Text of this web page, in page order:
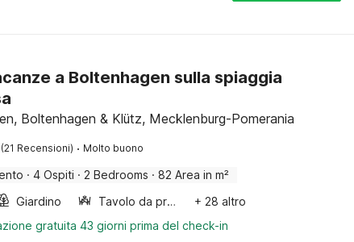
a Boltenhagen sulla spiaggia
Boltenhagen & Klütz, Mecklenburg-Pomerania
(21 Recensioni) · Molto buono
· 4 Ospiti · 2 Bedrooms · 82 Area in m²
Giardino Tavolo da pranzo
+ 28 altro
gratuita 43 giorni prima del check-in